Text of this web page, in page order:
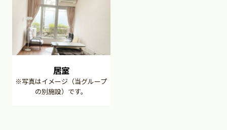
居室
※写真はイメージ（当グループ
の別施設）です。